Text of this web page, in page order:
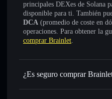
principales DEXes de Solana
disponible para ti. También
DCA (promedio de coste en
operaciones. Para obtener la
comprar Brainlet.
¿Es seguro comprar
Brainlet token